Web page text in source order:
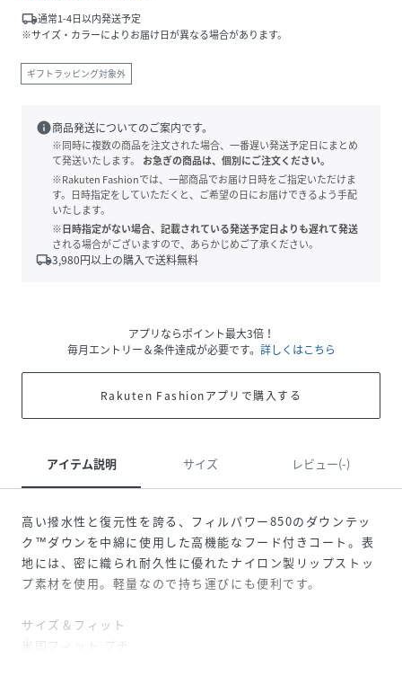
local_shipping通常1-4日以内発送予定
※サイズ・カラーによりお届け日が異なる場合があります。
ギフトラッピング対象外
info商品発送についてのご案内です。
※同時に複数の商品を注文された場合、一番遅い発送予定日にまとめ
て発送いたします。
お急ぎの商品は、個別にご注文ください。
※Rakuten Fashionでは、一部商品でお届け日時をご指定いただけま
す。日時指定をしていただくと、ご希望の日にお届けできるよう手配
いたします。
※日時指定がない場合、記載されている発送予定日よりも遅れて発送
される場合がございますので、あらかじめご了承ください。
local_shipping3,980円以上の購入で送料無料
アプリならポイント最大3倍！
毎月エントリー＆条件達成が必要です。 詳しくはこちら
Rakuten Fashionアプリで購入する
アイテム説明 サイズ レビュー(-)
高い撥水性と復元性を誇る、フィルパワー850のダウンテッ
ク™ダウンを中綿に使用した高機能なフード付きコート。表
地には、密に織られ耐久性に優れたナイロン製リップストッ
プ素材を使用。軽量なので持ち運びにも便利です。
サイズ＆フィット
米国フィット プチ